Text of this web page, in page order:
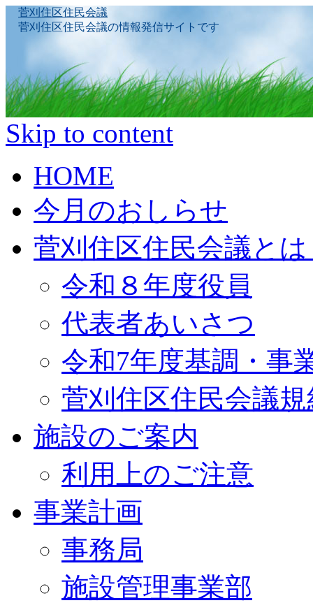
菅刈住区住民会議
菅刈住区住民会議の情報発信サイトです
Skip to content
HOME
今月のおしらせ
菅刈住区住民会議と
令和８年度役員
代表者あいさつ
令和7年度基調・事
菅刈住区住民会議規
施設のご案内
利用上のご注意
事業計画
事務局
施設管理事業部